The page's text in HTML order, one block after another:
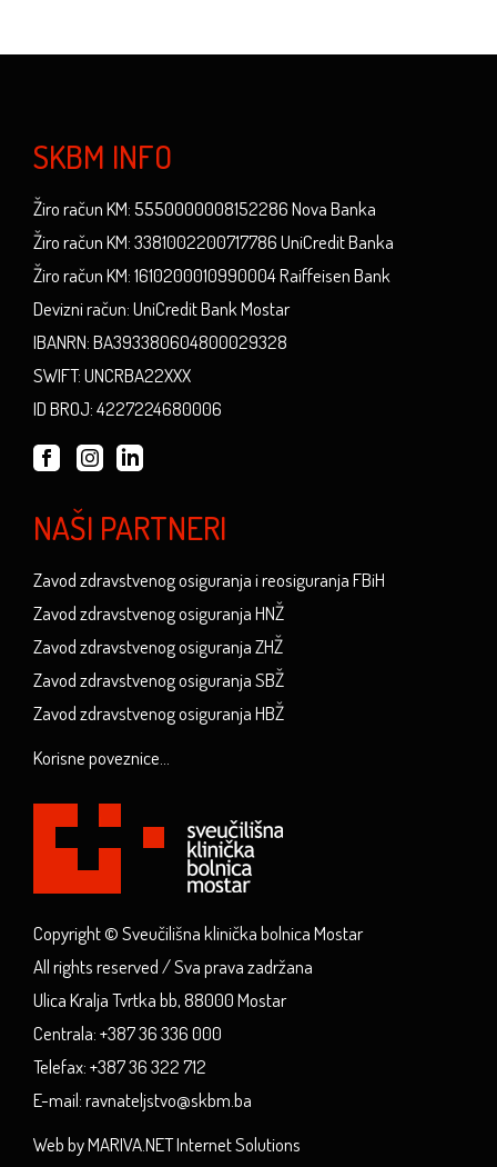
SKBM INFO
Žiro račun KM: 5550000008152286 Nova Banka
Žiro račun KM: 3381002200717786 UniCredit Banka
Žiro račun KM: 1610200010990004 Raiffeisen Bank
Devizni račun: UniCredit Bank Mostar
IBANRN: BA393380604800029328
SWIFT: UNCRBA22XXX
ID BROJ: 4227224680006
NAŠI PARTNERI
Zavod zdravstvenog osiguranja i reosiguranja FBiH
Zavod zdravstvenog osiguranja HNŽ
Zavod zdravstvenog osiguranja ZHŽ
Zavod zdravstvenog osiguranja SBŽ
Zavod zdravstvenog osiguranja HBŽ
Korisne poveznice...
Copyright © Sveučilišna klinička bolnica Mostar
All rights reserved / Sva prava zadržana
Ulica Kralja Tvrtka bb, 88000 Mostar
Centrala: +387 36 336 000
Telefax: +387 36 322 712
E-mail: ravnateljstvo@skbm.ba
Web by MARIVA.NET Internet Solutions